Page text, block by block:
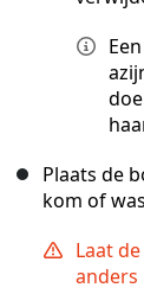
Plaats de
kom of
Laat
anders